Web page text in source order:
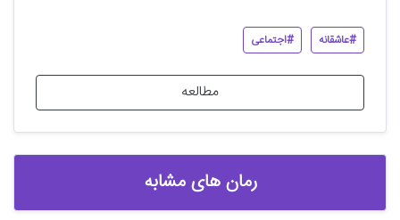
#عاشقانه #اجتماعی
مطالعه
رمان های مشابه